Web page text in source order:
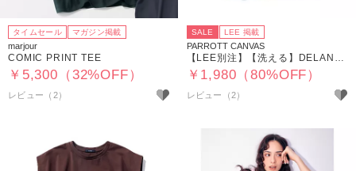
タイムセール マガジン掲載
marjour
COMIC PRINT TEE
￥5,300（32%OFF）
レビュー（2）
SALE LEE 掲載
PARROTT CANVAS
【LEE別注】【洗える】DELAND HOTEL S／S T－SHIRT
￥1,980（80%OFF）
レビュー（2）